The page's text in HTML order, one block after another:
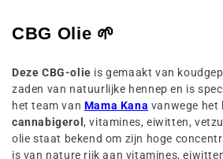
C
l
l
e
c
CBG Olie 🌱
Deze CBG-olie is gemaakt van
zaden van natuurlijke hennep en is
het team van Mama Kana vanwege het
cannabigerol, vitamines, eiwitten,
olie staat bekend om zijn hoge
is van nature rijk aan vitamines,